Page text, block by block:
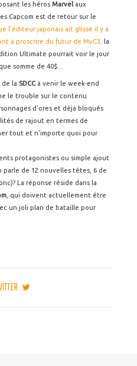
les héros Marvel aux
Capcom est de retour sur le
l'éditeur japonais ait glissé il y a
à proscrire du futur de MvC3,
la
Ultimate pourrait voir le jour
somme de 40$...
de la SDCC à venir le week-end
le trouble sur le contenu
d'ores et déjà bloqués
de rajout en termes de
tout et n'importe quoi pour
protagonistes ou simple ajout
parle de 12 nouvelles têtes, 6 de
La réponse réside dans la
, qui doivent actuellement être
un joli plan de bataille pour